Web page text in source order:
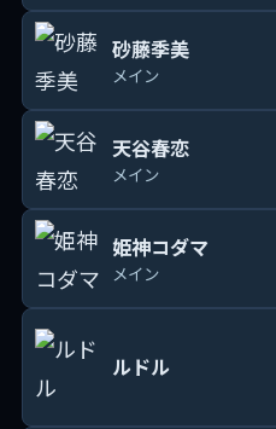
砂藤季美
メイン
天谷春恋
メイン
姫神コダマ
メイン
ルドル